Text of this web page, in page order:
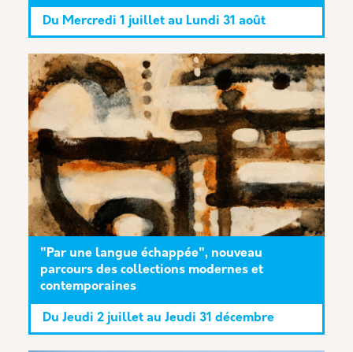
Du Mercredi 1 juillet au Lundi 31 août
"Par une langue échappée", nouveau
parcours des collections modernes et
contemporaines
Du Jeudi 2 juillet au Jeudi 31 décembre